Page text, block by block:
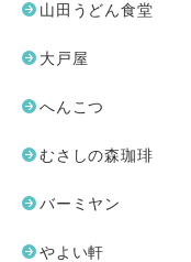
山田うどん食堂
大戸屋
へんこつ
むさしの森珈琲
バーミヤン
やよい軒